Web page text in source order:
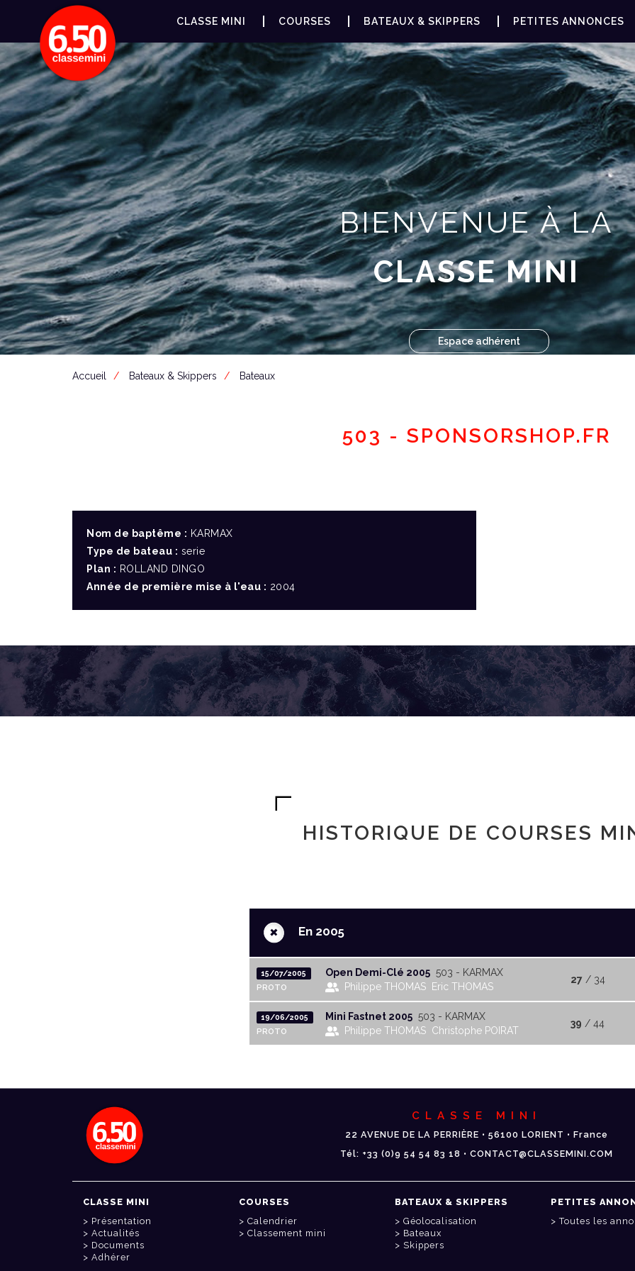
CLASSE MINI COURSES BATEAUX & SKIPPERS PETITES ANNONCES
BIENVENUE À LA
CLASSE MINI
Espace adhérent
Accueil Bateaux & Skippers Bateaux
503 - SPONSORSHOP.FR
Nom de baptême : KARMAX
Type de bateau : serie
Plan : ROLLAND DINGO
Année de première mise à l'eau : 2004
HISTORIQUE DE COURSES
+ En 2005
15/07/2005
PROTO
Open Demi-Clé 2005 503 - KARMAX
Philippe THOMAS
Eric THOMAS
27 / 34
19/06/2005
PROTO
Mini Fastnet 2005 503 - KARMAX
Philippe THOMAS Christophe POIRAT
39 / 44
CLASSE MINI
22 AVENUE DE LA PERRIÈRE • 56100 LORIENT • France
Tél: +33 (0)9 54 54 83 18 • CONTACT@CLASSEMINI.COM
CLASSE MINI
Présentation
Actualités
Documents
Adhérer
COURSES
Calendrier
Classement mini
BATEAUX & SKIPPERS
Géolocalisation
Bateaux
Skippers
PETITES
Toutes les